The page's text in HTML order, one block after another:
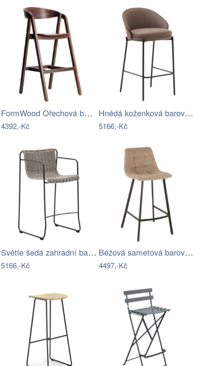
FormWood Ořechová barová židle Henry 72…
4392,-Kč
Hnědá koženková barová židle Kave Home…
5166,-Kč
Světle šedá zahradní barová židle Kave…
5166,-Kč
Béžová sametová barová židle J-line…
4497,-Kč